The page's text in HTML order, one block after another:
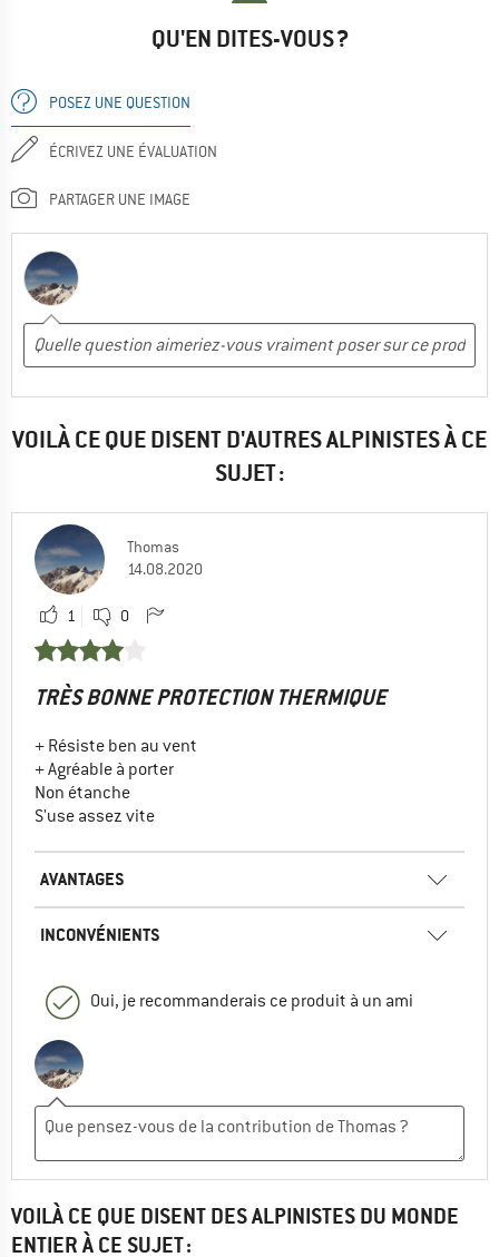
QU'EN DITES-VOUS ?
POSEZ UNE QUESTION
ÉCRIVEZ UNE ÉVALUATION
PARTAGER UNE IMAGE
VOILÀ CE QUE DISENT D'AUTRES ALPINISTES À CE
SUJET :
Thomas
14.08.2020
1 0
TRÈS BONNE PROTECTION THERMIQUE
+ Résiste ben au vent
+ Agréable à porter
Non étanche
S'use assez vite
AVANTAGES
INCONVÉNIENTS
Oui, je recommanderais ce produit à un ami
VOILÀ CE QUE DISENT DES ALPINISTES DU MONDE
ENTIER À CE SUJET :